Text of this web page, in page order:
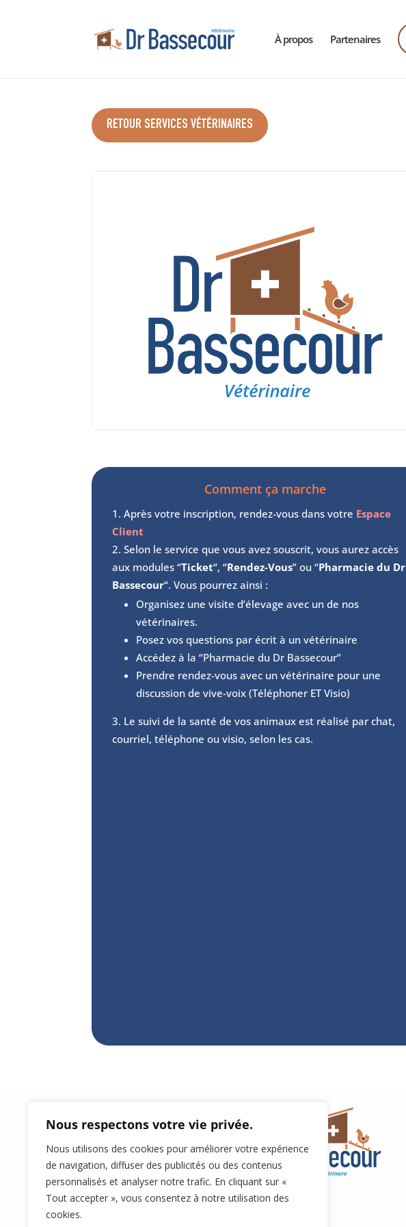
Nous respectons votre vie privée.
Nous utilisons des cookies pour améliorer votre expérience
de navigation, diffuser des publicités ou des contenus
personnalisés et analyser notre trafic. En cliquant sur «
Tout accepter », vous consentez à notre utilisation des
cookies.
À propos Partenaires
RETOUR SERVICES VÉTÉRINAIRES
Comment ça marche
Après votre inscription, rendez-vous dans votre Espace
Client
Selon le service que vous avez souscrit, vous aurez accès
aux modules “Ticket“, “Rendez-Vous” ou “Pharmacie du Dr
Bassecour“. Vous pourrez ainsi :
Organisez une visite d’élevage avec un de nos
vétérinaires.
Posez vos questions par écrit à un vétérinaire
Accédez à la “Pharmacie du Dr Bassecour”
Prendre rendez-vous avec un vétérinaire pour une
discussion de vive-voix (Téléphoner ET Visio)
Le suivi de la santé de vos animaux est réalisé par chat,
courriel, téléphone ou visio, selon les cas.